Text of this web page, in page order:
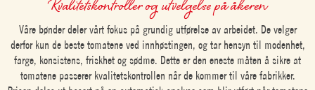
Kvalitetskontroller og utvelgelse på åkeren
Våre bønder deler vårt fokus på grundig utførelse av arbeidet. De velger
derfor kun de beste tomatene ved innhøstingen, og tar hensyn til modenhet,
farge, konsistens, friskhet og sødme. Dette er den eneste måten å sikre at
tomatene passerer kvalitetskontrollen når de kommer til våre fabrikker.